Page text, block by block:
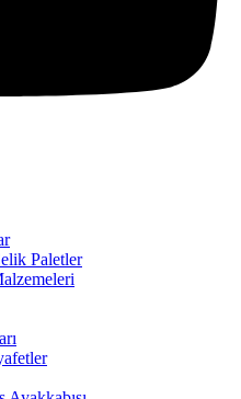
Paletler